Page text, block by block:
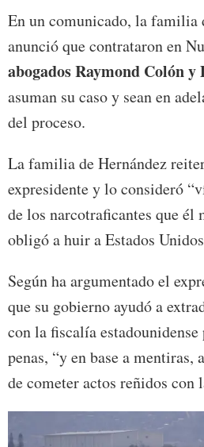
En un comunicado, la familia
anunció que contrataron en
abogados Raymond Colón y
asuman su caso y sean en
del proceso.
La familia de Hernández
expresidente y lo consideró
de los narcotraficantes que él
obligó a huir a Estados
Según ha argumentado el
que su gobierno ayudó a
con la fiscalía estadounidense
penas, “y en base a mentiras,
de cometer actos reñidos con